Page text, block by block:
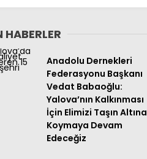
HABERLER
Anadolu Dernekleri
Federasyonu Başkanı
Vedat Babaoğlu:
Yalova’nın Kalkınması
İçin Elimizi Taşın Altına
Koymaya Devam
Edeceğiz